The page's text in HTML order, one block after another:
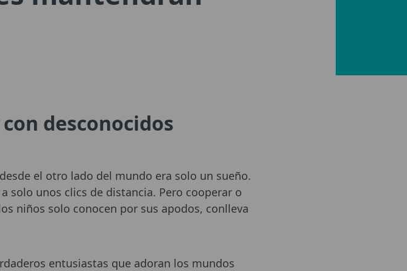
desconocidos
el otro lado del mundo era solo un sueño.
solo unos clics de distancia. Pero cooperar o
niños solo conocen por sus apodos, conlleva
entusiastas que adoran los mundos